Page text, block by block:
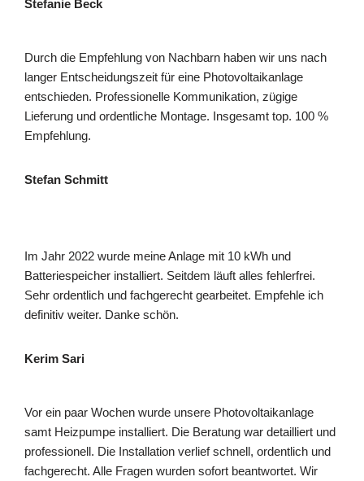
Stefanie Beck
Durch die Empfehlung von Nachbarn haben wir uns nach
langer Entscheidungszeit für eine Photovoltaikanlage
entschieden. Professionelle Kommunikation, zügige
Lieferung und ordentliche Montage. Insgesamt top. 100 %
Empfehlung.
Stefan Schmitt
Im Jahr 2022 wurde meine Anlage mit 10 kWh und
Batteriespeicher installiert. Seitdem läuft alles fehlerfrei.
Sehr ordentlich und fachgerecht gearbeitet. Empfehle ich
definitiv weiter. Danke schön.
Kerim Sari
Vor ein paar Wochen wurde unsere Photovoltaikanlage
samt Heizpumpe installiert. Die Beratung war detailliert und
professionell. Die Installation verlief schnell, ordentlich und
fachgerecht. Alle Fragen wurden sofort beantwortet. Wir